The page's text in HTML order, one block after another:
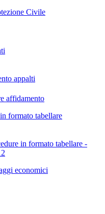
Civile
appalti
affidamento
formato tabellare
in formato tabellare -
economici